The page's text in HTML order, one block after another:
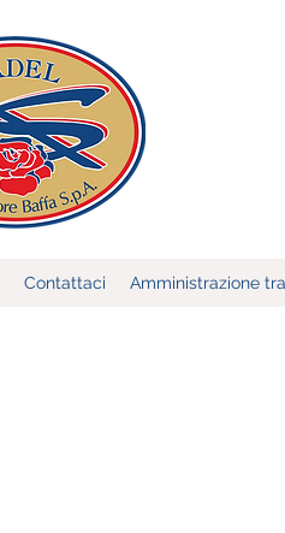
Contattaci Amministrazione